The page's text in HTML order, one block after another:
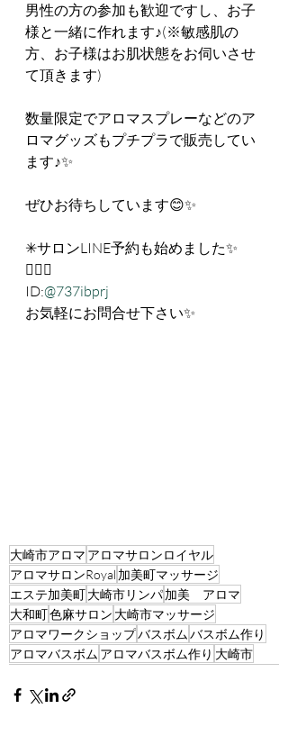
男性の方の参加も歓迎ですし、お子
様と一緒に作れます♪(※敏感肌の
方、お子様はお肌状態をお伺いさせ
て頂きます)
数量限定でアロマスプレーなどのア
ロマグッズもプチプラで販売してい
ます♪✨
ぜひお待ちしています😊✨
✳︎サロンLINE予約も始めました✨
💁🏻‍♀️
ID:@737ibprj
お気軽にお問合せ下さい✨
大崎市アロマ アロマサロンロイヤル
アロマサロンRoyal 加美町マッサージ
エステ加美町大崎市リンパ加美 アロマ
大和町色麻サロン 大崎市マッサージ
アロマワークショップバスボムバスボム作り
アロマバスボム アロマバスボム作り 大崎市